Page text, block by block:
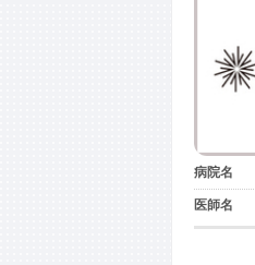
病院名
医師名